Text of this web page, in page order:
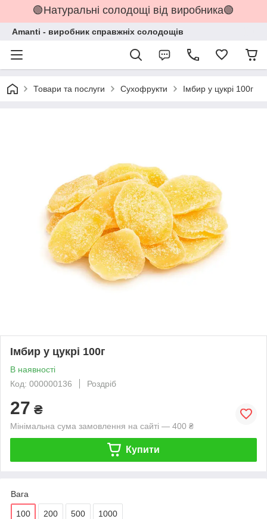
🟢Натуральні солодощі від виробника🟢
Amanti - виробник справжніх солодощів
Товари та послуги Сухофрукти Імбир у цукрі 100г
Імбир у цукрі 100г
В наявності
Код: 000000136
Роздріб
27 ₴
Мінімальна сума замовлення на сайті — 400 ₴
Купити
Вага
100 200 500 1000